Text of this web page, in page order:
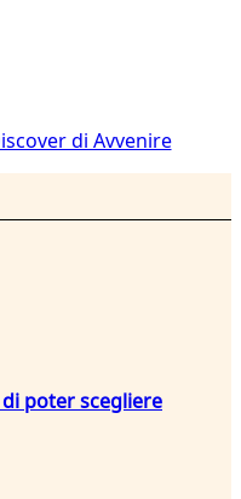
di Avvenire
poter scegliere